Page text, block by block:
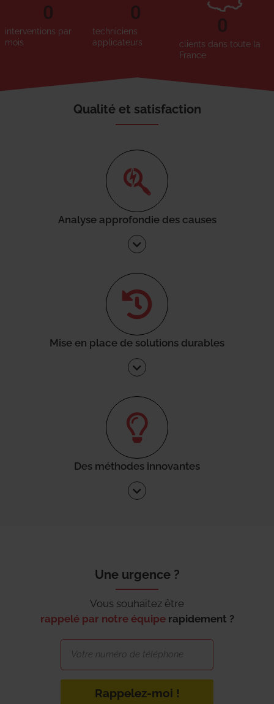
interventions par
mois
0
techniciens
applicateurs
0
clients dans toute la
France
0
Qualité et satisfaction
Analyse approfondie des causes
Mise en place de solutions durables
Des méthodes innovantes
Une urgence ?
Vous souhaitez être
rappelé par notre équipe rapidement ?
Rappelez-moi !